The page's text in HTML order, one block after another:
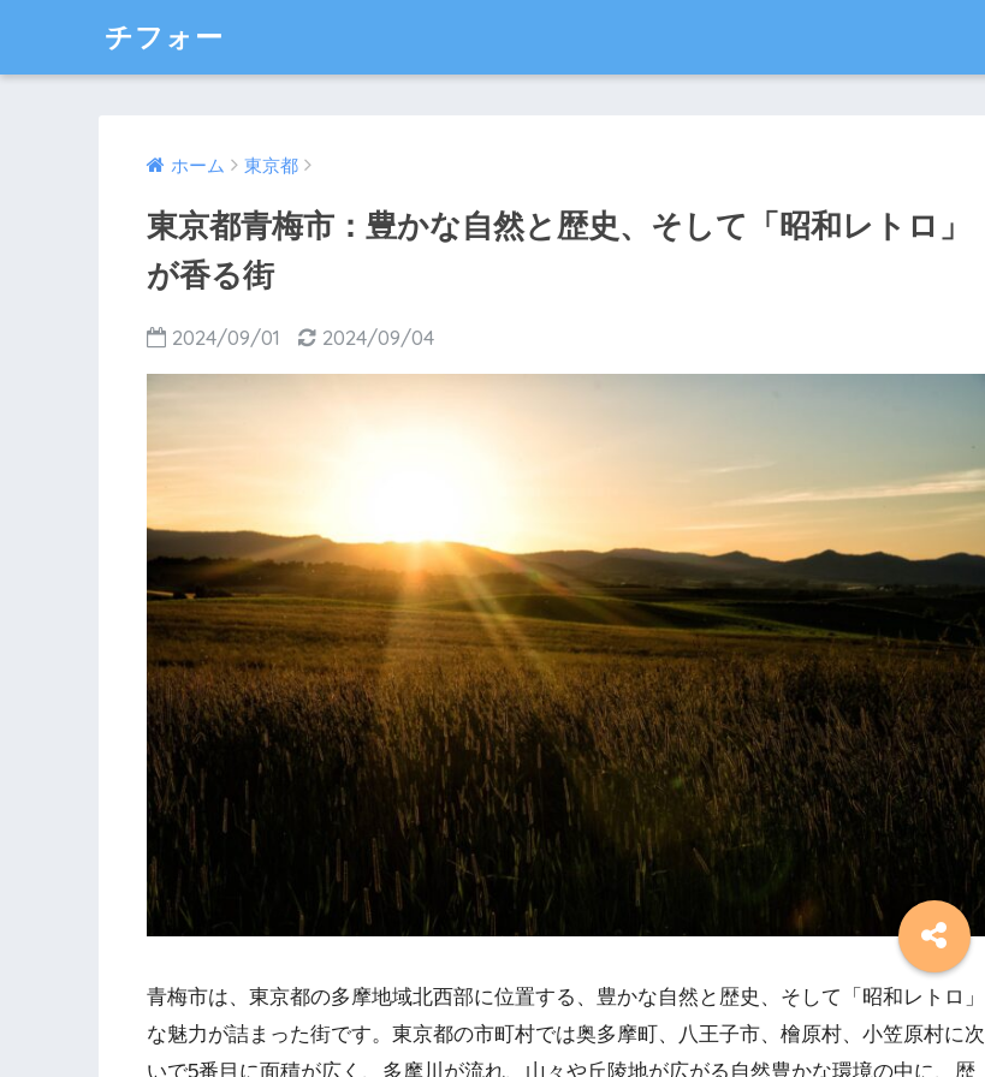
チフォー
ホーム 東京都
東京都青梅市：豊かな自然と歴史、そして「昭和レトロ」
が香る街
2024/09/01 2024/09/04
青梅市は、東京都の多摩地域北西部に位置する、豊かな自然と歴史、そして「昭和レトロ」
な魅力が詰まった街です。東京都の市町村では奥多摩町、八王子市、檜原村、小笠原村に次
いで5番目に面積が広く、多摩川が流れ、山々や丘陵地が広がる自然豊かな環境の中に、歴